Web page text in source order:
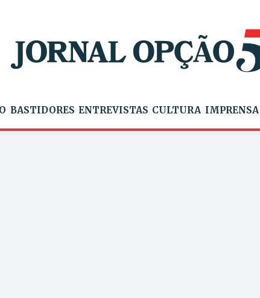
BASTIDORES ENTREVISTAS CULTURA IMPRENSA